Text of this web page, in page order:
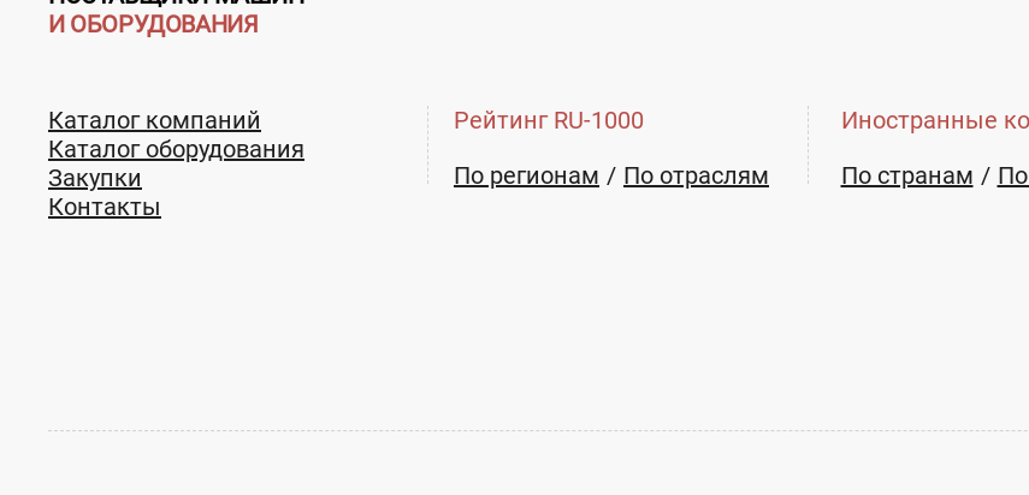
И ОБОРУДОВАНИЯ
Каталог компаний
Каталог оборудования
Закупки
Контакты
Рейтинг RU-1000
По регионам
По отраслям
Иностранные
По странам